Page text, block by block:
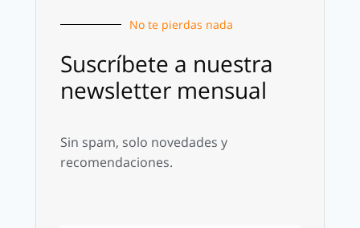
No te pierdas nada
Suscríbete a nuestra
newsletter mensual
Sin spam, solo novedades y
recomendaciones.